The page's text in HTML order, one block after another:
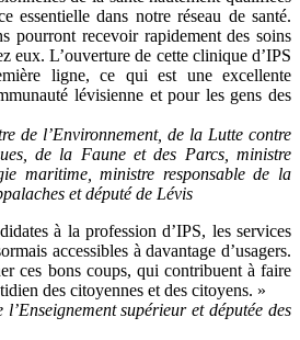
essentielle dans notre réseau de santé.
pourront recevoir rapidement des soins
eux. L’ouverture de cette clinique d’IPS
ligne, ce qui est une excellente
lévisienne et pour les gens des
de l’Environnement, de la Lutte contre
de la Faune et des Parcs, ministre
maritime, ministre responsable de la
et député de Lévis
à la profession d’IPS, les services
accessibles à davantage d’usagers.
ces bons coups, qui contribuent à faire
des citoyennes et des citoyens. »
supérieur et députée des